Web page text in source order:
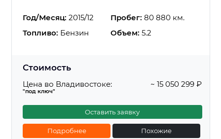
Год/Месяц: 2015/12 Пробег: 80 880 км.
Топливо: Бензин Объем: 5.2
Стоимость
Цена во Владивостоке:
"под ключ"
~ 15 050 299 ₽
Оставить заявку
Подробнее Похожие